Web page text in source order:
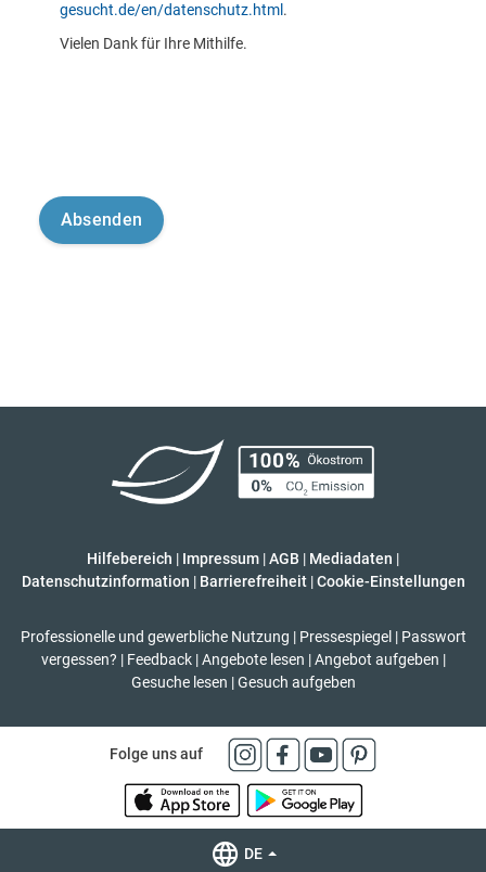
gesucht.de/en/datenschutz.html .
Vielen Dank für Ihre Mithilfe.
Hilfebereich | Impressum |AGB | Mediadaten |
Datenschutzinformation | Barrierefreiheit | Cookie-Einstellungen
Professionelle und gewerbliche Nutzung | Pressespiegel | Passwort
vergessen? | Feedback | Angebote lesen | Angebot aufgeben |
Gesuche lesen | Gesuch aufgeben
Folge uns auf
DE